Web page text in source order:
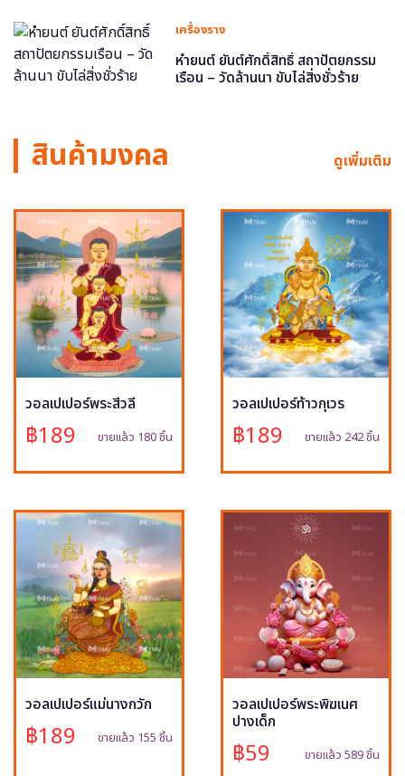
เครื่องราง
หำยนต์ ยันต์ศักดิ์สิทธิ์ สถาปัตยกรรม
เรือน – วัดล้านนา ขับไล่สิ่งชั่วร้าย
สินค้ามงคล ดูเพิ่มเติม
วอลเปเปอร์พระสีวลี
฿189 ขายแล้ว 180 ชิ้น
วอลเปเปอร์ท้าวกุเวร
฿189 ขายแล้ว 242 ชิ้น
วอลเปเปอร์แม่นางกวัก
฿189 ขายแล้ว 155 ชิ้น
วอลเปเปอร์พระพิฆเนศ
ปางเด็ก
฿59 ขายแล้ว 589 ชิ้น